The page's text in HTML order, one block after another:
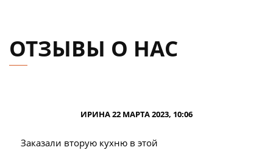
ОТЗЫВЫ О НАС
ИРИНА 22 МАРТА 2023, 10:06
Заказали вторую кухню в этой